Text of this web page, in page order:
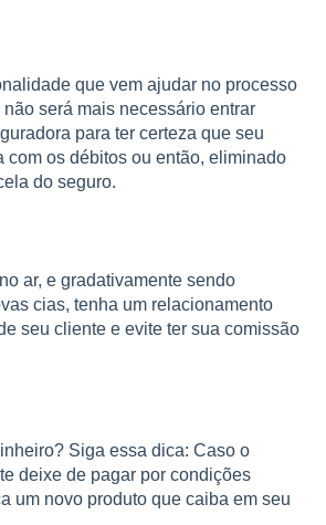
que vem ajudar no processo
será mais necessário entrar
para ter certeza que seu
com os débitos ou então, eliminado
do seguro.
ar, e gradativamente sendo
cias, tenha um relacionamento
seu cliente e evite ter sua comissão
Siga essa dica: Caso o
deixe de pagar por condições
um novo produto que caiba em seu